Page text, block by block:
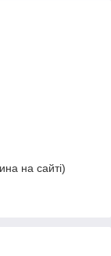
на сайті)